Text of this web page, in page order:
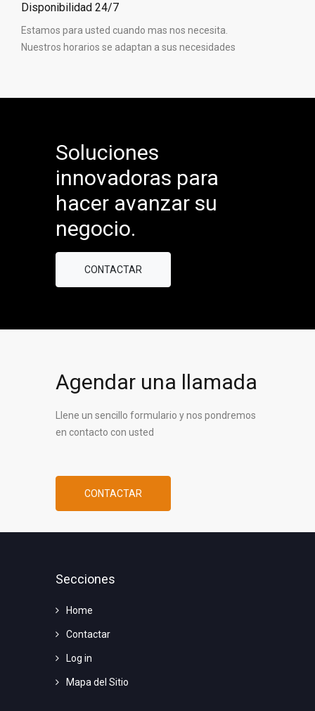
Disponibilidad 24/7
Estamos para usted cuando mas nos necesita.
Nuestros horarios se adaptan a sus necesidades
Soluciones
innovadoras para
hacer avanzar su
negocio.
CONTACTAR
Agendar una llamada
Llene un sencillo formulario y nos pondremos
en contacto con usted
CONTACTAR
Secciones
Home
Contactar
Log in
Mapa del Sitio